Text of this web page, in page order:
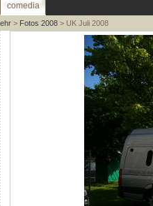
comedia
> Fotos 2008> UK Juli 2008